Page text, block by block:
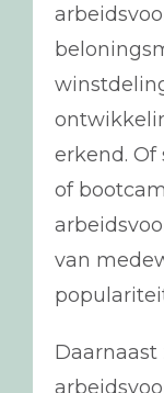
erkend.
of
van